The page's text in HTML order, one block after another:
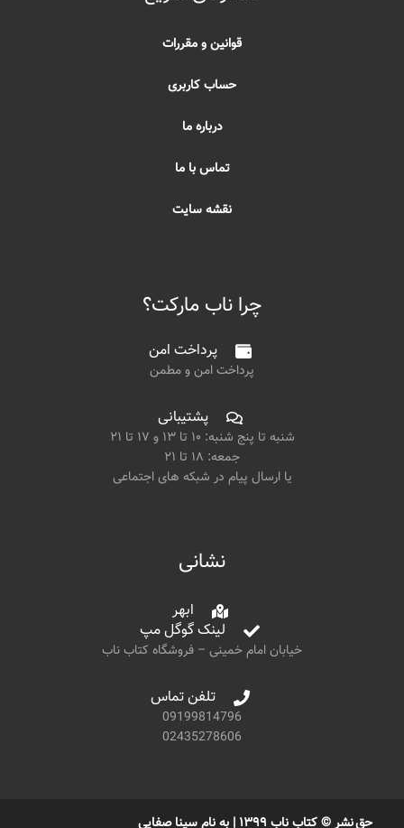
قوانین و مقررات
حساب کاربری
درباره ما
تماس با ما
نقشه سایت
چرا ناب مارکت؟
پرداخت امن
پرداخت امن و مطمن
پشتیبانی
شنبه تا پنج شنبه: ۱۰ تا ۱۳ و ۱۷ تا ۲۱
جمعه: ۱۸ تا ۲۱
یا ارسال پیام در شبکه های اجتماعی
نشانی
ابهر
لینک گوگل مپ
خیابان امام خمینی – فروشگاه کتاب ناب
تلفن تماس
09199814796
02435278606
حق نشر © کتاب ناب ۱۳۹۹ | به نام سینا صفایی